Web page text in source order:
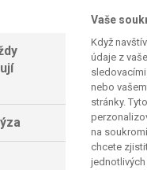
tenisových
turnaj v
Parks či
program
ze špičkového
žebříčku se
Vaše
Když
údaje z
nebo
stránky.
na
chcete